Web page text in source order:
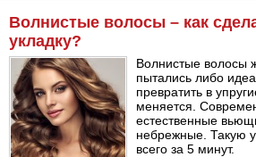
Волнистые волосы – как
укладку?
Волнистые волосы
пытались либо
превратить в
меняется.
естественные
небрежные. Такую
всего за 5 минут.